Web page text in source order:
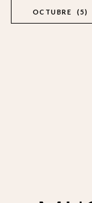
OCTUBRE 5